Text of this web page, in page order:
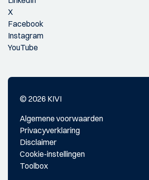
X
Facebook
Instagram
YouTube
© 2026 KIVI
Algemene voorwaarden
Privacyverklaring
Disclaimer
Cookie-instellingen
Toolbox